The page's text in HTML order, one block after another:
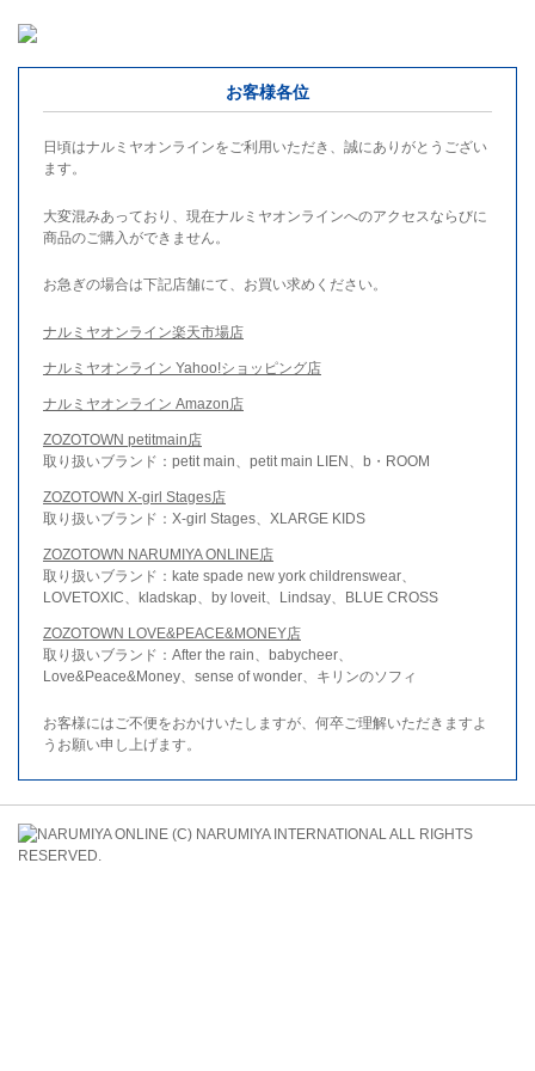
お客様各位
日頃はナルミヤオンラインをご利用いただき、誠にありがとうござい
ます。
大変混みあっており、現在ナルミヤオンラインへのアクセスならびに
商品のご購入ができません。
お急ぎの場合は下記店舗にて、お買い求めください。
ナルミヤオンライン楽天市場店
ナルミヤオンライン Yahoo!ショッピング店
ナルミヤオンライン Amazon店
ZOZOTOWN petitmain店
取り扱いブランド：petit main、petit main LIEN、b・ROOM
ZOZOTOWN X-girl Stages店
取り扱いブランド：X-girl Stages、XLARGE KIDS
ZOZOTOWN NARUMIYA ONLINE店
取り扱いブランド：kate spade new york childrenswear、
LOVETOXIC、kladskap、by loveit、Lindsay、BLUE CROSS
ZOZOTOWN LOVE&PEACE&MONEY店
取り扱いブランド：After the rain、babycheer、
Love&Peace&Money、sense of wonder、キリンのソフィ
お客様にはご不便をおかけいたしますが、何卒ご理解いただきますよ
うお願い申し上げます。